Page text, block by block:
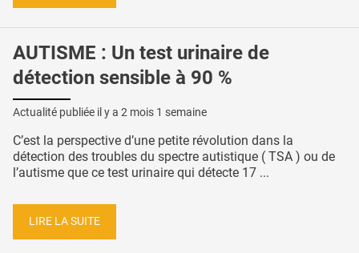
AUTISME : Un test urinaire de
détection sensible à 90 %
Actualité publiée il y a 2 mois 1 semaine
C’est la perspective d’une petite révolution dans la
détection des troubles du spectre autistique ( TSA ) ou de
l’autisme que ce test urinaire qui détecte 17 ...
LIRE LA SUITE